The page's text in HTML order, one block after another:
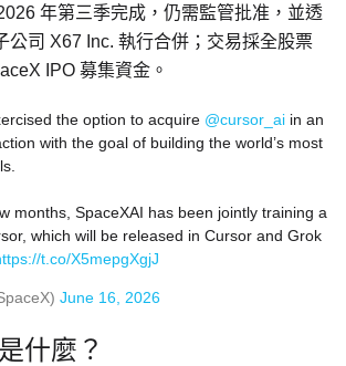
年第三季完成，仍需監管批准，並透
公司 X67 Inc. 執行合併；交易採全股票
IPO 募集資金。
the option to acquire @cursor_ai in an
with the goal of building the world’s most
months, SpaceXAI has been jointly training a
which will be released in Cursor and Grok
t.co/X5mepgXgjJ
June 16, 2026
什麼？